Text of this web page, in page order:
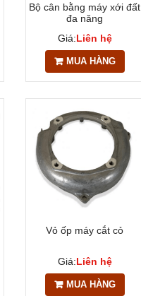
Bộ cân bằng máy xới đất
đa năng
Giá:Liên hệ
MUA HÀNG
Vỏ ốp máy cắt cỏ
Giá:Liên hệ
MUA HÀNG